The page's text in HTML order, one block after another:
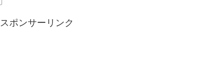
スポンサーリンク